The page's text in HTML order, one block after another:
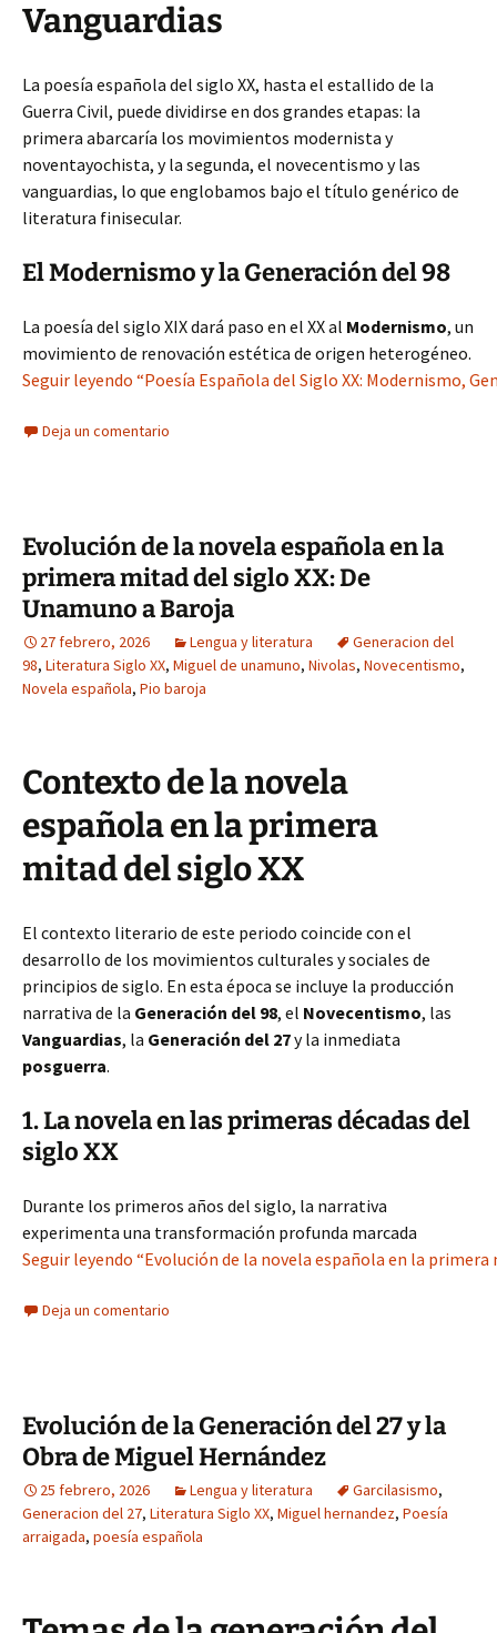
Vanguardias
La poesía española del siglo XX, hasta el estallido de la
Guerra Civil, puede dividirse en dos grandes etapas: la
primera abarcaría los movimientos modernista y
noventayochista, y la segunda, el novecentismo y las
vanguardias, lo que englobamos bajo el título genérico de
literatura finisecular.
El Modernismo y la Generación del 98
La poesía del siglo XIX dará paso en el XX al Modernismo, un
movimiento de renovación estética de origen heterogéneo.
Seguir leyendo “Poesía Española del Siglo XX: Modernismo,
Deja un comentario
Evolución de la novela española en la
primera mitad del siglo XX: De
Unamuno a Baroja
27 febrero, 2026 Lengua y literatura
Generacion del
98, Literatura Siglo XX, Miguel de unamuno, Nivolas, Novecentismo,
Novela española, Pio baroja
Contexto de la novela
española en la primera
mitad del siglo XX
El contexto literario de este periodo coincide con el
desarrollo de los movimientos culturales y sociales de
principios de siglo. En esta época se incluye la producción
narrativa de la Generación del 98, el Novecentismo, las
Vanguardias, la Generación del 27y la inmediata
posguerra.
1. La novela en las primeras décadas del
siglo XX
Durante los primeros años del siglo, la narrativa
experimenta una transformación profunda marcada
Seguir leyendo “Evolución de la novela española en la primera
Deja un comentario
Evolución de la Generación del 27 y la
Obra de Miguel Hernández
25 febrero, 2026 Lengua y literatura Garcilasismo,
Generacion del 27, Literatura Siglo XX, Miguel hernandez, Poesía
arraigada, poesía española